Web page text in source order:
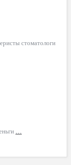
стоматологи
…